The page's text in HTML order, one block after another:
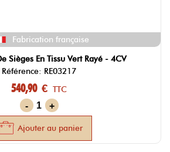
Fabrication française
Sièges En Tissu Vert Rayé - 4CV
Référence: RE03217
540,90 € TTC
-
+
Ajouter au panier